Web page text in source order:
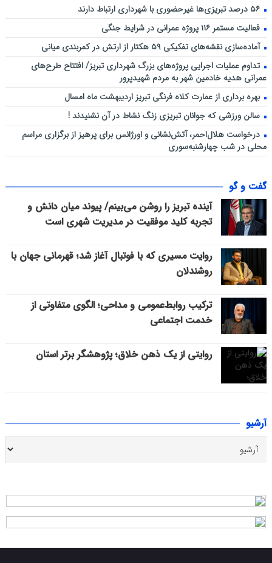
۵۶ درصد تبریزی‌ها غیرحضوری با شهرداری ارتباط دارند
فعالیت مستمر ۱۱۶ پروژه عمرانی در شرایط جنگی
آماده‌سازی نقشه‌های تفکیکی ۵۹ هکتار از ارتش در کمربندی میانی
تداوم عملیات اجرایی پروژه‌های بزرگ شهرداری تبریز/ افتتاح طرح‌های
عمرانی هدیه خادمین شهر به مردم شهیدپرور
بهره برداری از عمارت کلاه فرنگی تبریز اردیبهشت ماه امسال
سالن ورزشی که جوانان تبریزی زنگ نشاط در آن نشنیدند !
درخواست هلال‌احمر، آتش‌نشانی و اورژانس برای پرهیز از برگزاری مراسم
محلی در شب چهارشنبه‌سوری
گفت و گو
آینده تبریز را روشن می‌بینم/ پیوند میان دانش و
تجربه کلید موفقیت در مدیریت شهری است
روایت مسیری که با فوتبال آغاز شد؛ قهرمانی جهان با
روشندلان
ترکیب روابط‌عمومی و مداحی؛ الگوی متفاوتی از
خدمت اجتماعی
روایتی از یک ذهن خلاق؛ پژوهشگر برتر استان
آرشیو